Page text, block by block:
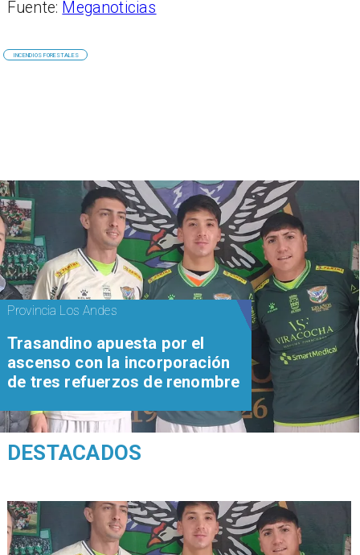
Fuente: Meganoticias
INCENDIOS FORESTALES
Provincia Los Andes
Trasandino apuesta por el
ascenso con la incorporación
de tres refuerzos de renombre
DESTACADOS